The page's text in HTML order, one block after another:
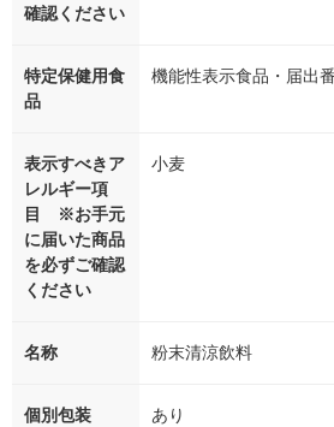
確認ください
特定保健用食
品
機能性表示食品・届出
表示すべきア
レルギー項
目 ※お手元
に届いた商品
を必ずご確認
ください
小麦
名称 粉末清涼飲料
個別包装 あり